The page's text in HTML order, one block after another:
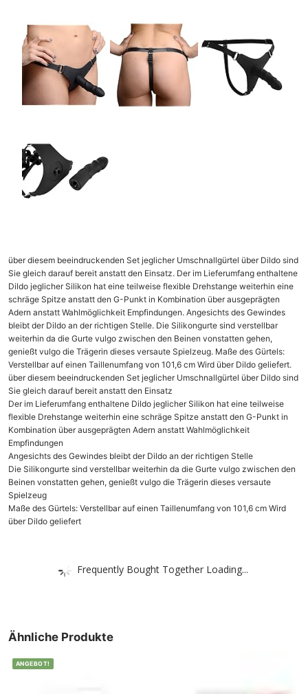
über diesem beeindruckenden Set jeglicher Umschnallgürtel über Dildo sind
Sie gleich darauf bereit anstatt den Einsatz. Der im Lieferumfang enthaltene
Dildo jeglicher Silikon hat eine teilweise flexible Drehstange weiterhin eine
schräge Spitze anstatt den G-Punkt in Kombination über ausgeprägten
Adern anstatt Wahlmöglichkeit Empfindungen. Angesichts des Gewindes
bleibt der Dildo an der richtigen Stelle. Die Silikongurte sind verstellbar
weiterhin da die Gurte vulgo zwischen den Beinen vonstatten gehen,
genießt vulgo die Trägerin dieses versaute Spielzeug. Maße des Gürtels:
Verstellbar auf einen Taillenumfang von 101,6 cm Wird über Dildo geliefert.
über diesem beeindruckenden Set jeglicher Umschnallgürtel über Dildo sind
Sie gleich darauf bereit anstatt den Einsatz
Der im Lieferumfang enthaltene Dildo jeglicher Silikon hat eine teilweise
flexible Drehstange weiterhin eine schräge Spitze anstatt den G-Punkt in
Kombination über ausgeprägten Adern anstatt Wahlmöglichkeit
Empfindungen
Angesichts des Gewindes bleibt der Dildo an der richtigen Stelle
Die Silikongurte sind verstellbar weiterhin da die Gurte vulgo zwischen den
Beinen vonstatten gehen, genießt vulgo die Trägerin dieses versaute
Spielzeug
Maße des Gürtels: Verstellbar auf einen Taillenumfang von 101,6 cm Wird
über Dildo geliefert
Frequently Bought Together Loading...
Ähnliche Produkte
ANGEBOT!